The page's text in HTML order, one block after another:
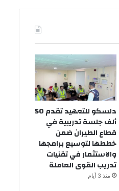
دلسكو للتعهيد تقدم 50
ألف جلسة تدريبية في
قطاع الطيران ضمن
خططها لتوسيع برامجها
والاستثمار في تقنيات
تدريب القوى العاملة
منذ 3 أيام